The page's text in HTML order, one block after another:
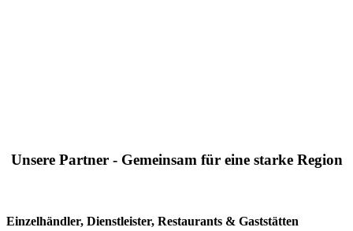
Unsere Partner - Gemeinsam für eine starke Region
Einzelhändler, Dienstleister, Restaurants & Gaststätten